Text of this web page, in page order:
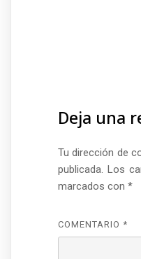
Deja una
Tu dirección de
publicada. Los
marcados con *
COMENTARIO *